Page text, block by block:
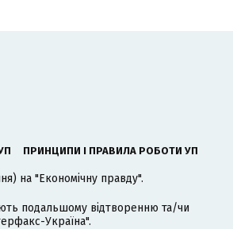
ПРИНЦИПИ І ПРАВИЛА РОБОТИ УП
на "Економічну правду".
подальшому відтворенню та/чи
Україна".